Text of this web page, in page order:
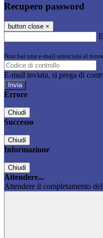
Recupero password
button close ×
Non hai una e-mail associata al
E-mail inviata, si prega di
Errore
Chiudi
Successo
Chiudi
Informazione
Chiudi
Attendere...
Attendere il completamento